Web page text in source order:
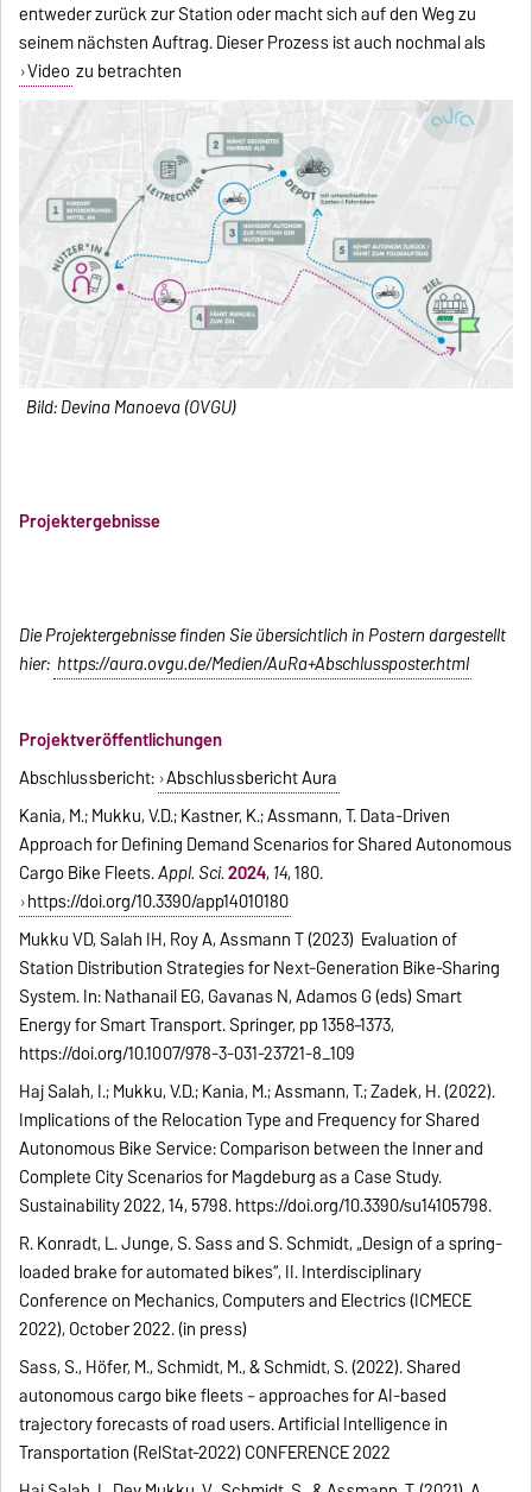
entweder zurück zur Station oder macht sich auf den Weg zu
seinem nächsten Auftrag. Dieser Prozess ist auch nochmal als
Video zu betrachten
Bild: Devina Manoeva (OVGU)
Projektergebnisse
Die Projektergebnisse finden Sie übersichtlich in Postern dargestellt
hier: https://aura.ovgu.de/Medien/AuRa+Abschlussposter.html
Projektveröffentlichungen
Abschlussbericht: Abschlussbericht Aura
Kania, M.; Mukku, V.D.; Kastner, K.; Assmann, T. Data-Driven
Approach for Defining Demand Scenarios for Shared Autonomous
Cargo Bike Fleets.Appl. Sci.2024, 14, 180.
https://doi.org/10.3390/app14010180
Mukku VD, Salah IH, Roy A, Assmann T (2023) Evaluation of
Station Distribution Strategies for Next-Generation Bike-Sharing
System. In: Nathanail EG, Gavanas N, Adamos G (eds) Smart
Energy for Smart Transport. Springer, pp 1358–1373,
https://doi.org/10.1007/978-3-031-23721-8_109
Haj Salah, I.; Mukku, V.D.; Kania, M.; Assmann, T.; Zadek, H. (2022).
Implications of the Relocation Type and Frequency for Shared
Autonomous Bike Service: Comparison between the Inner and
Complete City Scenarios for Magdeburg as a Case Study.
Sustainability 2022, 14, 5798. https://doi.org/10.3390/su14105798.
R. Konradt, L. Junge, S. Sass and S. Schmidt, „Design of a spring-
loaded brake for automated bikes“, II. Interdisciplinary
Conference on Mechanics, Computers and Electrics (ICMECE
2022), October 2022. (in press)
Sass, S., Höfer, M., Schmidt, M., & Schmidt, S. (2022). Shared
autonomous cargo bike fleets – approaches for AI-based
trajectory forecasts of road users. Artificial Intelligence in
Transportation (RelStat-2022) CONFERENCE 2022